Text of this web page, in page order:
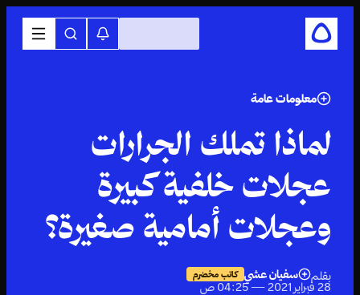
معلومات عامة
لماذا تملك الجرارات
عجلات خلفية كبيرة
وعجلات أمامية صغيرة؟
بقلم سفيان عشي كاتب مخضرم
28 فبراير 2021 — 04:25 ص